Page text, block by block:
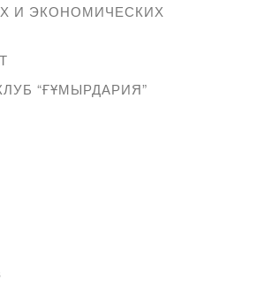
И ЭКОНОМИЧЕСКИХ
“ҒҰМЫРДАРИЯ”